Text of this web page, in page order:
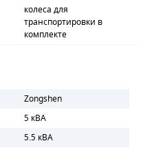
колеса для
транспортировки в
комплекте
Zongshen
5 кВА
5.5 кВА